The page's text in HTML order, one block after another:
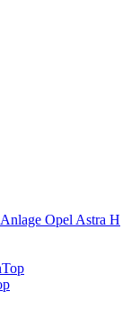
Opel Astra H